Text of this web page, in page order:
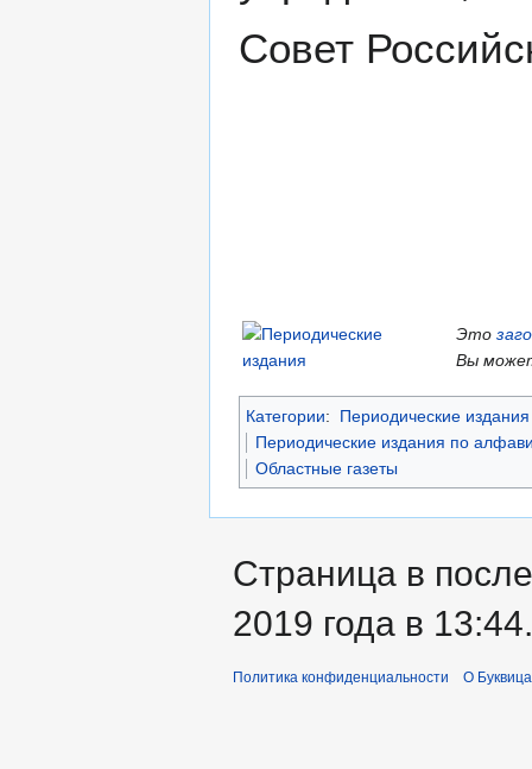
Совет
Это
Вы
Категории:
Периодические
Периодические издания по
Областные газеты
Страница в
2019 года в 13:44.
Политика конфиденциальности О Буквица